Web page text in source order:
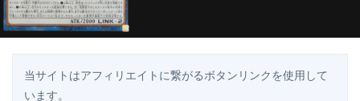
当サイトはアフィリエイトに繋がるボタンリンクを使用して
います。